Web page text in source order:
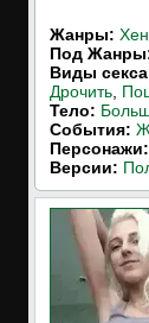
Жанры:
Под
Виды
Дрочить
Тело:
События:
Персонажи:
Версии: